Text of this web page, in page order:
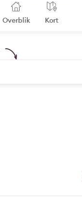
Overblik Kort